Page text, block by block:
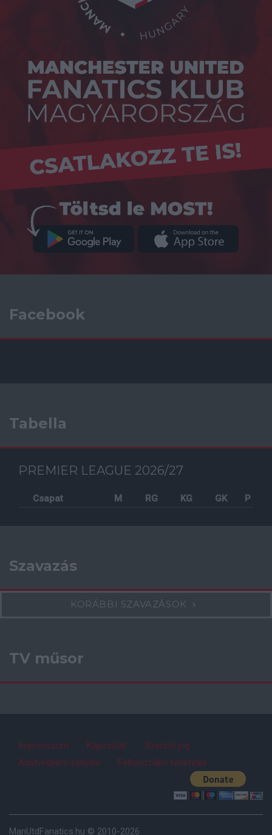
Facebook
Tabella
PREMIER LEAGUE 2026/27
Csapat M RG KG GK P
Szavazás
KORÁBBI SZAVAZÁSOK
TV műsor
Impresszum Kapcsolat
Szerzői jog
Adatvédelmi irányelv
Felhasználói feltételek
ManUtdFanatics.hu © 2010-2026